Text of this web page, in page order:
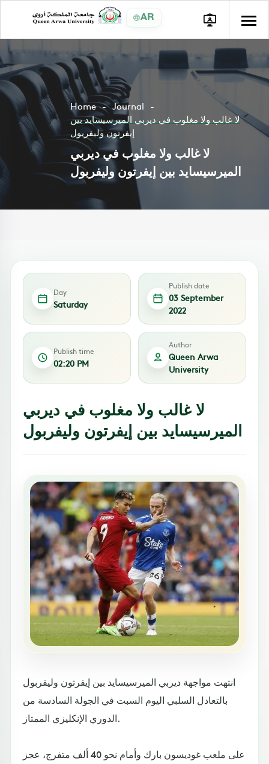
AR
Home
Journal
لا غالب ولا مغلوب في ديربي الميرسيسايد بين
لا غالب ولا مغلوب في ديربي
Day
Saturday
Publish date
03 September
2022
Publish time
02:20 PM
Author
Queen Arwa
University
لا غالب ولا مغلوب في ديربي
انتهت مواجهة ديربي الميرسيسايد بين إيفرتون وليفربول
بالتعادل السلبي اليوم السبت في الجولة السادسة من
الدوري الإنكليزي الممتاز.
على ملعب غوديسون بارك وأمام نحو 40 ألف متفرج، عجز